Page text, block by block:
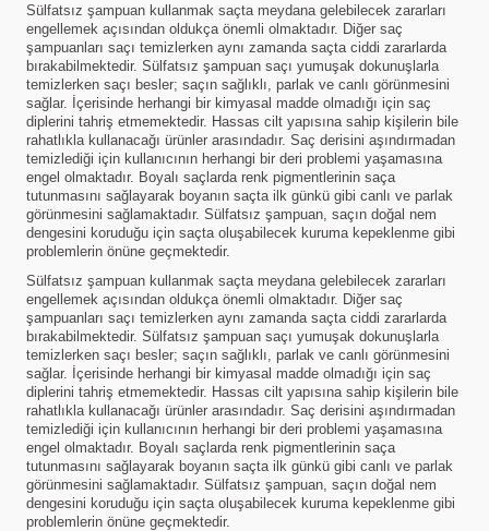
Sülfatsız şampuan kullanmak saçta meydana gelebilecek zararları
engellemek açısından oldukça önemli olmaktadır. Diğer saç
şampuanları saçı temizlerken aynı zamanda saçta ciddi zararlarda
bırakabilmektedir. Sülfatsız şampuan saçı yumuşak dokunuşlarla
temizlerken saçı besler; saçın sağlıklı, parlak ve canlı görünmesini
sağlar. İçerisinde herhangi bir kimyasal madde olmadığı için saç
diplerini tahriş etmemektedir. Hassas cilt yapısına sahip kişilerin bile
rahatlıkla kullanacağı ürünler arasındadır. Saç derisini aşındırmadan
temizlediği için kullanıcının herhangi bir deri problemi yaşamasına
engel olmaktadır. Boyalı saçlarda renk pigmentlerinin saça
tutunmasını sağlayarak boyanın saçta ilk günkü gibi canlı ve parlak
görünmesini sağlamaktadır. Sülfatsız şampuan, saçın doğal nem
dengesini koruduğu için saçta oluşabilecek kuruma kepeklenme gibi
problemlerin önüne geçmektedir.
Sülfatsız şampuan kullanmak saçta meydana gelebilecek zararları
engellemek açısından oldukça önemli olmaktadır. Diğer saç
şampuanları saçı temizlerken aynı zamanda saçta ciddi zararlarda
bırakabilmektedir. Sülfatsız şampuan saçı yumuşak dokunuşlarla
temizlerken saçı besler; saçın sağlıklı, parlak ve canlı görünmesini
sağlar. İçerisinde herhangi bir kimyasal madde olmadığı için saç
diplerini tahriş etmemektedir. Hassas cilt yapısına sahip kişilerin bile
rahatlıkla kullanacağı ürünler arasındadır. Saç derisini aşındırmadan
temizlediği için kullanıcının herhangi bir deri problemi yaşamasına
engel olmaktadır. Boyalı saçlarda renk pigmentlerinin saça
tutunmasını sağlayarak boyanın saçta ilk günkü gibi canlı ve parlak
görünmesini sağlamaktadır. Sülfatsız şampuan, saçın doğal nem
dengesini koruduğu için saçta oluşabilecek kuruma kepeklenme gibi
problemlerin önüne geçmektedir.